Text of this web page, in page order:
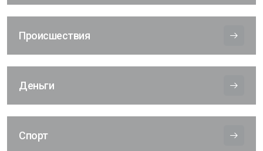
Происшествия
Деньги
Спорт